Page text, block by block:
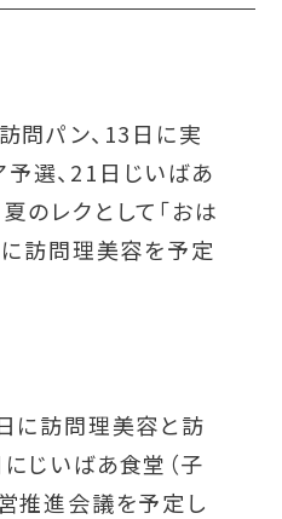
問パン、13日に実
選、21日じいばあ
のレクとして「おは
に訪問理美容を予定
に訪問理美容と訪
じいばあ食堂（子
推進会議を予定し